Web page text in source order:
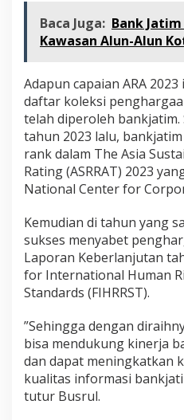
Baca Juga: Bank
Kawasan Alun-Alun
Adapun capaian ARA
daftar koleksi
telah diperoleh bankjatim.
tahun 2023 lalu,
rank dalam The Asia
Rating (ASRRAT) 2023
National Center for
Kemudian di tahun yang
sukses menyabet
Laporan Keberlanjutan
for International Human
Standards (FIHRRST).
”Sehingga dengan
bisa mendukung kinerja
dan dapat meningkatkan
kualitas informasi
tutur Busrul.